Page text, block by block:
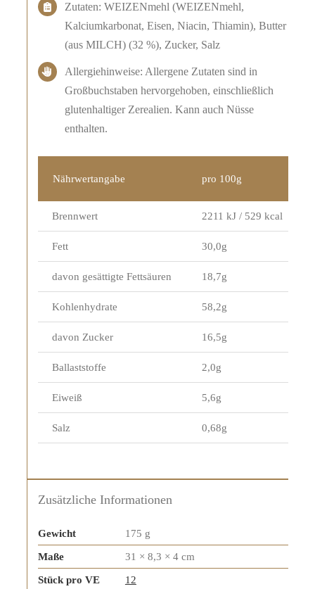
Zutaten: WEIZENmehl (WEIZENmehl,
Kalciumkarbonat, Eisen, Niacin, Thiamin), Butter
(aus MILCH) (32 %), Zucker, Salz
Allergiehinweise: Allergene Zutaten sind in
Großbuchstaben hervorgehoben, einschließlich
glutenhaltiger Zerealien. Kann auch Nüsse
enthalten.
Nährwertangabe pro 100g
Brennwert 2211 kJ / 529 kcal
Fett 30,0g
davon gesättigte Fettsäuren 18,7g
Kohlenhydrate 58,2g
davon Zucker 16,5g
Ballaststoffe 2,0g
Eiweiß 5,6g
Salz 0,68g
Zusätzliche Informationen
Gewicht 175 g
Maße 31 × 8,3 × 4 cm
Stück pro VE 12